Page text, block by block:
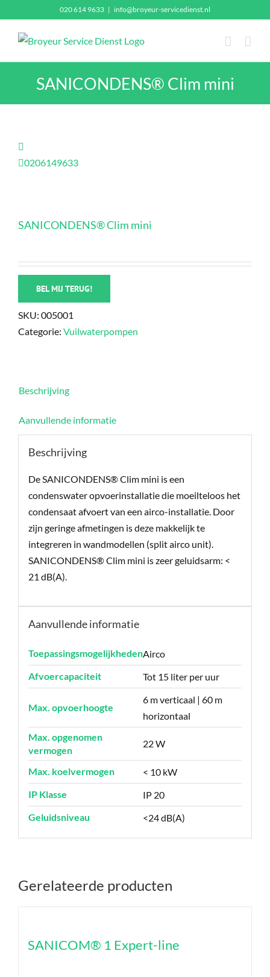
naar
inhoud
020 614 9633 | info@broyeur-servicedienst.nl
SANICONDENS® Clim mini
SANICONDENS® Clim mini
BEL MIJ TERUG!
SKU: 005001
Categorie: Vuilwaterpompen
Beschrijving
Aanvullende informatie
Beschrijving
De SANICONDENS® Clim mini is een
condenswater opvoerinstallatie die moeilteloos het
condensaat afvoert van een airco-installatie. Door
zijn geringe afmetingen is deze makkelijk te
integreren in wandmodellen (split airco unit).
SANICONDENS® Clim mini is zeer geluidsarm: <
21 dB(A).
Aanvullende informatie
ToepassingsmogelijkhedenAirco
Afvoercapaciteit
Tot 15 liter per uur
Max. opvoerhoogte
6 m verticaal | 60 m
horizontaal
Max. opgenomen
vermogen
22 W
Max. koelvermogen
< 10 kW
IP Klasse
IP 20
Geluidsniveau
<24 dB(A)
Gerelateerde producten
SANICOM® 1 Expert-line
0206149633